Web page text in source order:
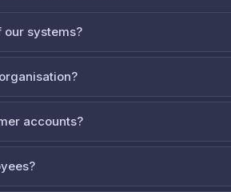
our systems?
accounts?